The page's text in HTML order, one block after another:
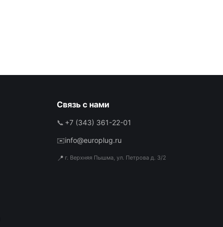
Связь с нами
📞 +7 (343) 361-22-01
✉️info@europlug.ru
📍 г. Верхняя Пышма, ул. Петрова д. 3/2